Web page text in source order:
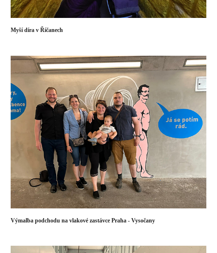
Myší díra v Říčanech
Výmalba podchodu na vlakové zastávce Praha - Vysočany